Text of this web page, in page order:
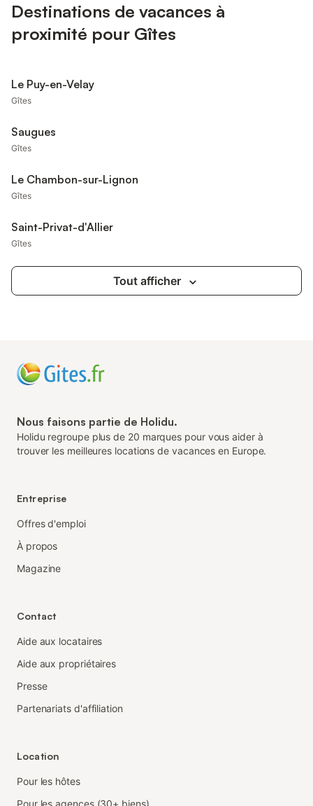
Destinations de vacances à
proximité pour Gîtes
Le Puy-en-Velay
Gîtes
Saugues
Gîtes
Le Chambon-sur-Lignon
Gîtes
Saint-Privat-d'Allier
Gîtes
Tout afficher
Nous faisons partie de Holidu.
Holidu regroupe plus de 20 marques pour vous aider à
trouver les meilleures locations de vacances en Europe.
Entreprise
Offres d'emploi
À propos
Magazine
Contact
Aide aux locataires
Aide aux propriétaires
Presse
Partenariats d'affiliation
Location
Pour les hôtes
Pour les agences (30+ biens)